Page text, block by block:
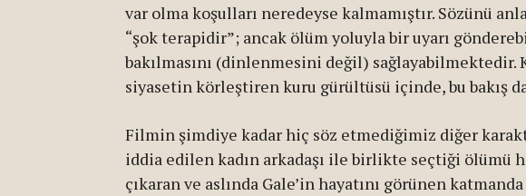
var olma koşulları neredeyse kalmamıştır. Sözünü
“şok terapidir”; ancak ölüm yoluyla bir uyarı
bakılmasını (dinlenmesini değil)
siyasetin körleştiren kuru gürültüsü içinde, bu bakış
Filmin şimdiye kadar hiç söz etmediğimiz diğer
iddia edilen kadın arkadaşı ile birlikte seçtiği ölümü
çıkaran ve aslında Gale’in hayatını görünen